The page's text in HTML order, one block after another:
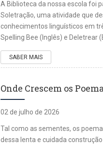
A Biblioteca da nossa escola foi
Soletração, uma atividade que
conhecimentos linguísticos em
Spelling Bee (Inglês) e Deletrear
SABER MAIS
Onde Crescem os
02 de julho de 2026
Tal como as sementes, os
dessa lenta e cuidada